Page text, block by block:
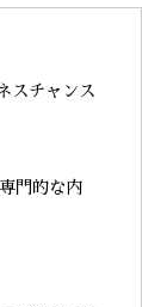
スチャンス
門的な内